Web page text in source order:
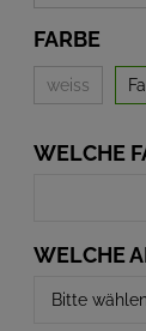
FARBE
weiss
WELCHE
WELCHE